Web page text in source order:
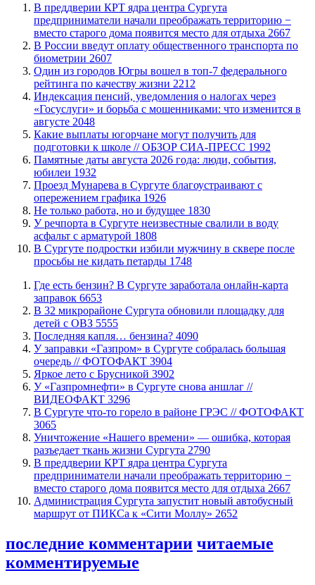
​В преддверии КРТ ядра центра Сургута
предприниматели начали преображать территорию −
вместо старого дома появится место для отдыха 2667
В России введут оплату общественного транспорта по
биометрии 2607
Один из городов Югры вошел в топ-7 федерального
рейтинга по качеству жизни 2212
​Индексация пенсий, уведомления о налогах через
«Госуслуги» и борьба с мошенниками: что изменится в
августе 2048
Какие выплаты югорчане могут получить для
подготовки к школе // ОБЗОР СИА-ПРЕСС 1992
​Памятные даты августа 2026 года: люди, события,
юбилеи 1932
​Проезд Мунарева в Сургуте благоустраивают с
опережением графика 1926
​Не только работа, но и будущее 1830
​У речпорта в Сургуте неизвестные свалили в воду
асфальт с арматурой 1808
В Сургуте подростки избили мужчину в сквере после
просьбы не кидать петарды 1748
​Где есть бензин? В Сургуте заработала онлайн-карта
заправок 6653
В 32 микрорайоне Сургута обновили площадку для
детей с ОВЗ 5555
​Последняя капля… бензина? 4090
​У заправки «Газпром» в Сургуте собралась большая
очередь // ФОТОФАКТ 3904
Яркое лето с Брусникой 3902
У «Газпромнефти» в Сургуте снова аншлаг //
ВИДЕОФАКТ 3296
​В Сургуте что-то горело в районе ГРЭС // ФОТОФАКТ
3065
​Уничтожение «Нашего времени» — ошибка, которая
разъедает ткань жизни Сургута 2790
​В преддверии КРТ ядра центра Сургута
предприниматели начали преображать территорию −
вместо старого дома появится место для отдыха 2667
​Администрация Сургута запустит новый автобусный
маршрут от ПИКСа к «Сити Моллу» 2652
последние комментарии читаемые
комментируемые